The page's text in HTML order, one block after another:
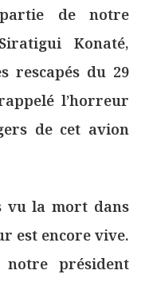
de notre
Konaté,
rescapés du 29
l’horreur
de cet avion
vu la mort dans
est encore vive.
président